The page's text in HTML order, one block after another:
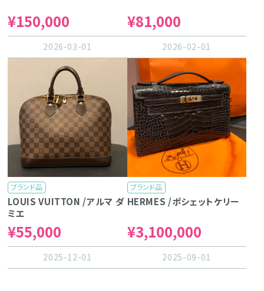
¥150,000
2026-03-01
¥81,000
2026-02-01
ブランド品
LOUIS VUITTON /アルマ ダ
ミエ
¥55,000
2025-12-01
ブランド品
HERMES /ポシェットケリー
¥3,100,000
2025-09-01